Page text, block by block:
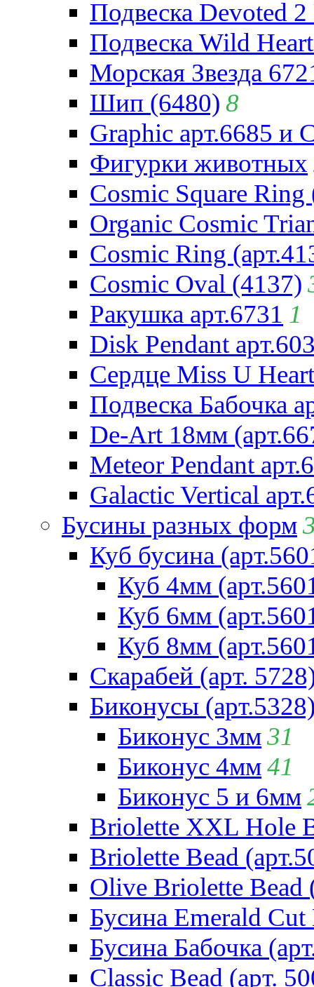
Подвеска Devoted
Подвеска Wild
Морская Звезда
Шип (6480) 8
Graphic арт.6685 и
Фигурки животных
Cosmic Square Ring
Organic Cosmic
Cosmic Ring
Cosmic Oval (4137)
Ракушка арт.6731 1
Disk Pendant
Сердце Miss U
Подвеска Бабочка
De-Art 18мм
Meteor Pendant
Galactic Vertical
Бусины разных форм
Куб бусина
Куб 4мм
Куб 6мм
Куб 8мм
Скарабей (арт.
Биконусы
Биконус 3мм31
Биконус 4мм41
Биконус 5 и 6мм
Briolette XXL Hole
Briolette Bead
Olive Briolette Bead
Бусина Emerald Cut
Бусина Бабочка
Classic Bead (арт.